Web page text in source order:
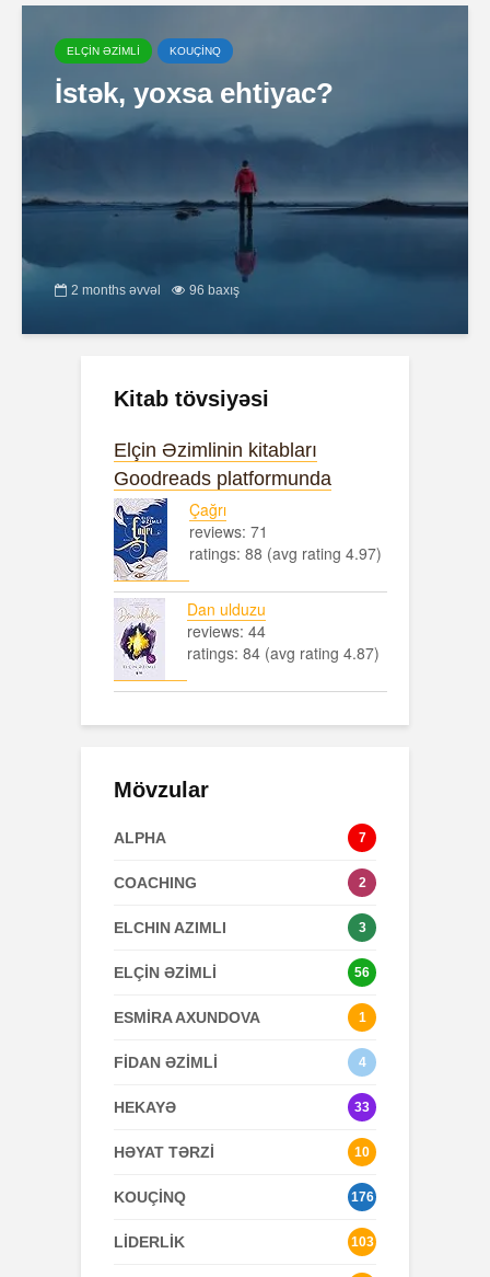
ELÇİN ƏZİMLİ KOUÇİNQ
İstək, yoxsa ehtiyac?
2 months əvvəl 96 baxış
Kitab tövsiyəsi
Elçin Əzimlinin kitabları
Goodreads platformunda
Çağrı
reviews: 71
ratings: 88 (avg rating 4.97)
Dan ulduzu
reviews: 44
ratings: 84 (avg rating 4.87)
Mövzular
ALPHA 7
COACHING 2
ELCHIN AZIMLI 3
ELÇİN ƏZİMLİ 56
ESMİRA AXUNDOVA 1
FİDAN ƏZİMLİ 4
HEKAYƏ 33
HƏYAT TƏRZİ 10
KOUÇİNQ 176
LİDERLİK 103